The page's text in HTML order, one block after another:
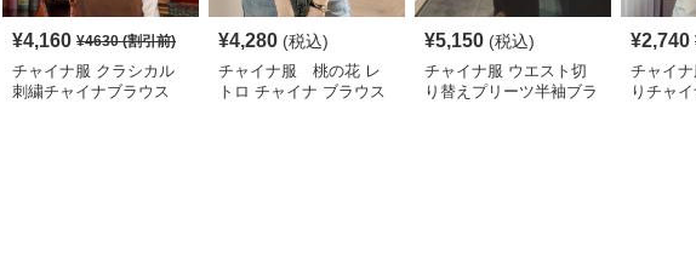
¥4,160 ¥4630(割引前)
チャイナ服 クラシカル
刺繍チャイナブラウス
¥4,280 (税込)
チャイナ服 桃の花 レ
トロ チャイナ ブラウス
¥5,150 (税込)
チャイナ服 ウエスト切
り替えプリーツ半袖ブラ
¥2,740
チャイ
りチャ